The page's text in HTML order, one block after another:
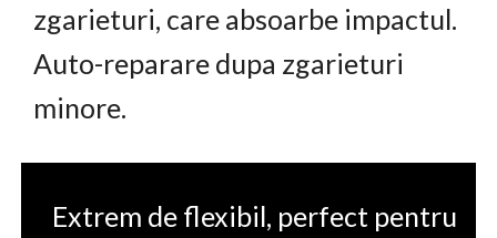
zgarieturi, care absoarbe impactul.
Auto-reparare dupa zgarieturi
minore.
Extrem de flexibil, perfect pentru